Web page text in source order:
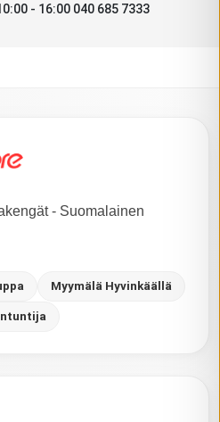
- 16:00 040 685 7333
- Suomalainen
Myymälä Hyvinkäällä